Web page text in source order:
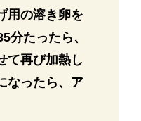
用の溶き卵を
分たったら、
て再び加熱し
なったら、ア